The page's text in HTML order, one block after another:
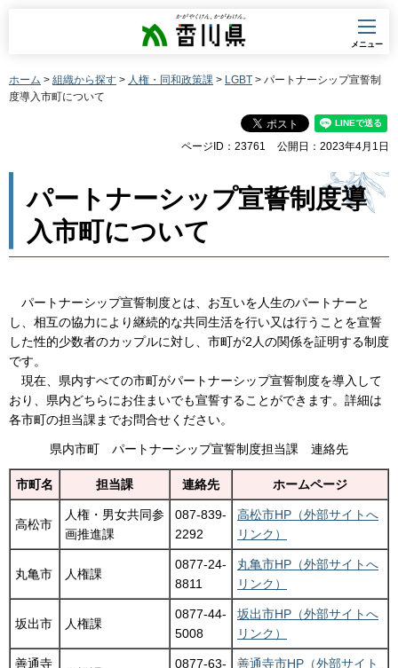
香川県
メニュー
ホーム > 組織から探す > 人権・同和政策課 > LGBT > パートナーシップ宣誓制
度導入市町について
ページID：23761 公開日：2023年4月1日
パートナーシップ宣誓制度導
入市町について
パートナーシップ宣誓制度とは、お互いを人生のパートナーと
し、相互の協力により継続的な共同生活を行い又は行うことを宣誓
した性的少数者のカップルに対し、市町が2人の関係を証明する制度
です。
現在、県内すべての市町がパートナーシップ宣誓制度を導入して
おり、県内どちらにお住まいでも宣誓することができます。詳細は
各市町の担当課までお問合せください。
県内市町 パートナーシップ宣誓制度担当課 連絡先
市町名 担当課 連絡先 ホームページ
高松市
人権・男女共同参
画推進課
087-839-
2292
高松市HP（外部サイトへ
リンク）
丸亀市 人権課
0877-24-
8811
丸亀市HP（外部サイトへ
リンク）
坂出市 人権課
0877-44-
5008
坂出市HP（外部サイトへ
リンク）
善通寺
0877-63-
善通寺市HP（外部サイト